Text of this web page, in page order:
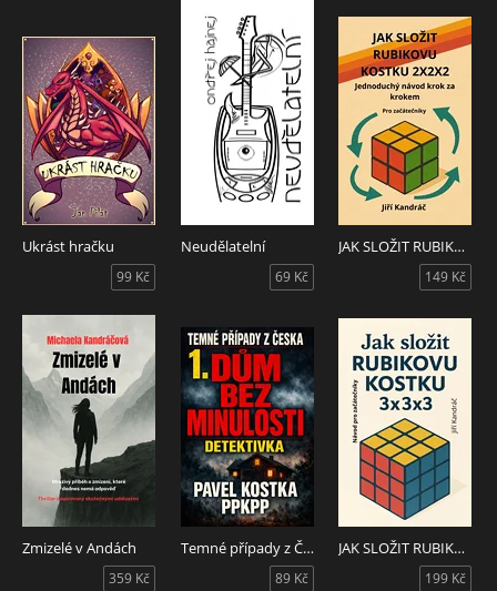
S tímto návodem se z kouzelné kostky stane tvůj oblíbený
trénink trpělivosti i zábavná výzva, kterou zvládneš levou
zadní.
Cílem je: Naučit se složit kostku 2×2×2 do 2 minut, hlavně
jednoduše, přehledně, s úsměvem a konečně poprvé a né
naposled v životě.
Ukrást hračku
99 Kč
Neudělatelní
69 Kč
JAK SLOŽIT RUBIKOVU KOSTKU 2X2X2
149 Kč
Zmizelé v Andách
359 Kč
Temné případy z Česka 1. Dům bez minulosti
89 Kč
JAK SLOŽIT RUBIKOVU KOSTKU 3x3x3
199 Kč